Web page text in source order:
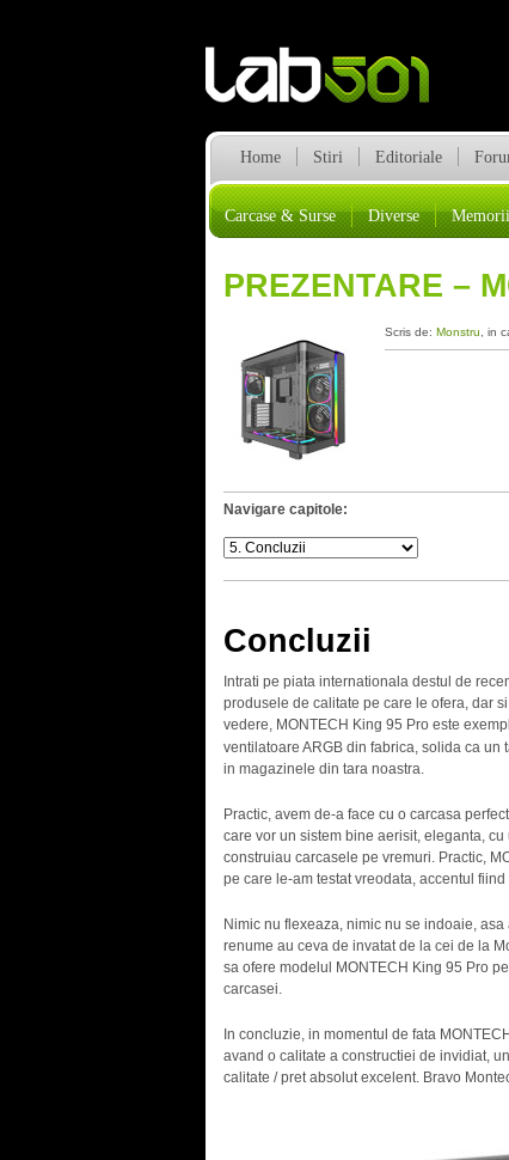
Home Stiri Editoriale
Carcase & Surse Diverse
PREZENTARE –
Scris de: Monstru , in
Navigare capitole:
Concluzii
Intrati pe piata internationala destul de
produsele de calitate pe care le ofera, dar
vedere, MONTECH King 95 Pro este
ventilatoare ARGB din fabrica, solida ca
in magazinele din tara noastra.
Practic, avem de-a face cu o carcasa
care vor un sistem bine aerisit, eleganta,
construiau carcasele pe vremuri. Practic,
pe care le-am testat vreodata, accentul
Nimic nu flexeaza, nimic nu se indoaie,
renume au ceva de invatat de la cei de la
sa ofere modelul MONTECH King 95 Pro
carcasei.
In concluzie, in momentul de fata
avand o calitate a constructiei de invidiat,
calitate / pret absolut excelent. Bravo